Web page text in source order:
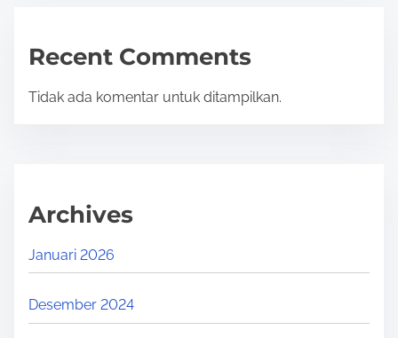
Recent Comments
Tidak ada komentar untuk ditampilkan.
Archives
Januari 2026
Desember 2024